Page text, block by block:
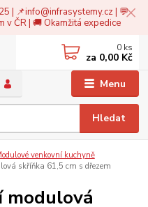
| 📌info@infrasystemy.cz| 💬
ČR | 🚚 Okamžitá expedice
Menu
Hledat
0 ks
za 0,00 Kč
venkovní kuchyně
skříňka 61,5 cm s dřezem
modulová